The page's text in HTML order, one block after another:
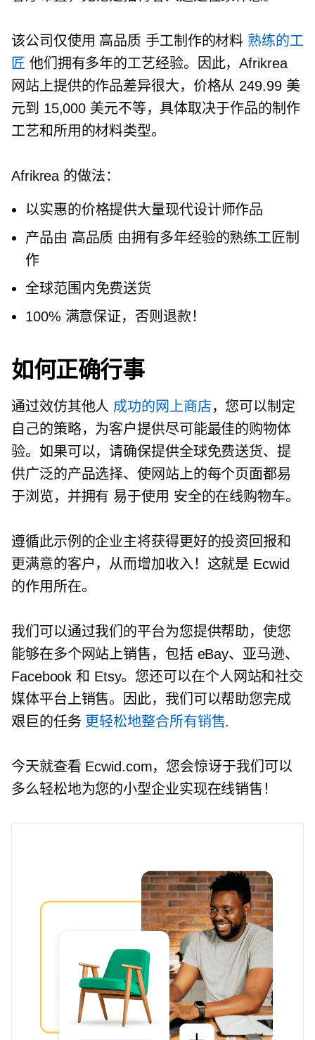
该公司仅使用 高品质 手工制作的材料 熟练的工
匠 他们拥有多年的工艺经验。因此，Afrikrea
网站上提供的作品差异很大，价格从 249.99 美
元到 15,000 美元不等，具体取决于作品的制作
工艺和所用的材料类型。
Afrikrea 的做法：
以实惠的价格提供大量现代设计师作品
产品由 高品质 由拥有多年经验的熟练工匠制
作
全球范围内免费送货
100% 满意保证，否则退款！
如何正确行事
通过效仿其他人 成功的网上商店，您可以制定
自己的策略，为客户提供尽可能最佳的购物体
验。如果可以，请确保提供全球免费送货、提
供广泛的产品选择、使网站上的每个页面都易
于浏览，并拥有 易于使用 安全的在线购物车。
遵循此示例的企业主将获得更好的投资回报和
更满意的客户，从而增加收入！这就是 Ecwid
的作用所在。
我们可以通过我们的平台为您提供帮助，使您
能够在多个网站上销售，包括 eBay、亚马逊、
Facebook 和 Etsy。您还可以在个人网站和社交
媒体平台上销售。因此，我们可以帮助您完成
艰巨的任务 更轻松地整合所有销售.
今天就查看 Ecwid.com，您会惊讶于我们可以
多么轻松地为您的小型企业实现在线销售！